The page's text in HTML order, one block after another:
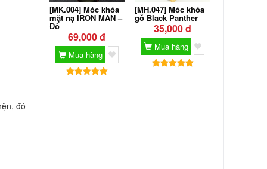
đó
[MK.004] Móc khóa
mặt nạ IRON MAN –
Đỏ
69,000 đ
Mua hàng
[MH.047] Móc khóa
gỗ Black Panther
35,000 đ
Mua hàng